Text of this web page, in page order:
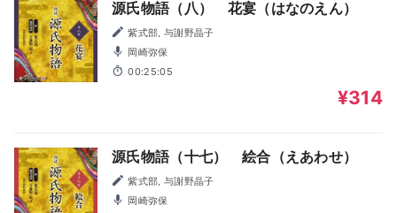
源氏物語（八） 花宴（はなのえん）
紫式部, 与謝野晶子
岡崎弥保
00:25:05
¥314
源氏物語（十七） 絵合（えあわせ）
紫式部, 与謝野晶子
岡崎弥保